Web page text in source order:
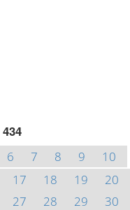
434
6 7 8 9
10
17 18 19
20
27 28 29
30